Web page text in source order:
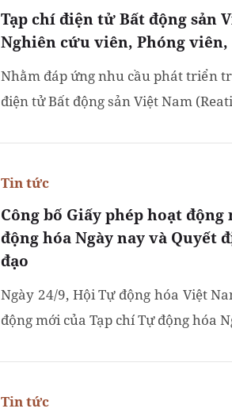
Tạp chí điện tử Bất động sản
Nghiên cứu viên, Phóng viên,
Nhằm đáp ứng nhu cầu phát triển
điện tử Bất động sản Việt Nam
Công bố Giấy phép hoạt
động hóa Ngày nay và Quyết
đạo
Tin tức
Ngày 24/9, Hội Tự động hóa Việt
động mới của Tạp chí Tự động hóa
Tin tức